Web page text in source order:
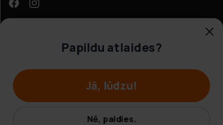
© Hobbybox 2025
Papildu atlaides?
Jā, lūdzu!
Nē, paldies.